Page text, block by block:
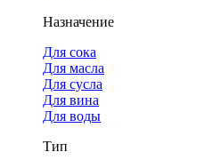
Назначение
Для сока
Для масла
Для сусла
Для вина
Для воды
Тип